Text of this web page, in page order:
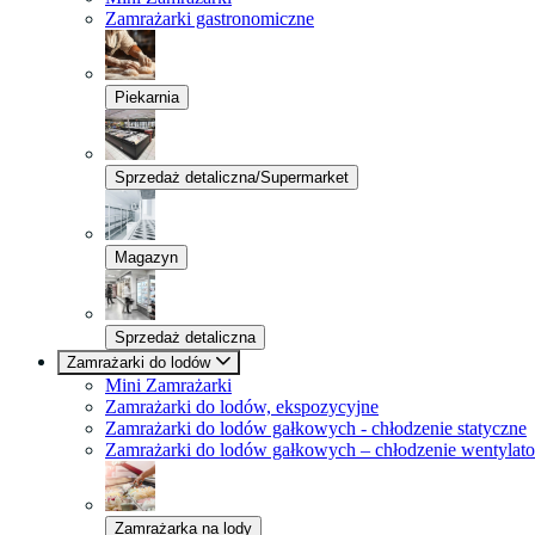
Zamrażarki gastronomiczne
Piekarnia
Sprzedaż detaliczna/Supermarket
Magazyn
Sprzedaż detaliczna
Zamrażarki do lodów
Mini Zamrażarki
Zamrażarki do lodów, ekspozycyjne
Zamrażarki do lodów gałkowych - chłodzenie statyczne
Zamrażarki do lodów gałkowych – chłodzenie
Zamrażarka na lody